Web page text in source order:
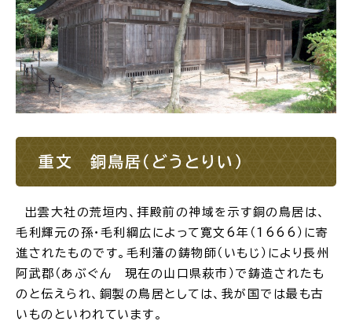
重文 銅鳥居（どうとりい）
出雲大社の荒垣内、拝殿前の神域を示す銅の鳥居は、
毛利輝元の孫・毛利綱広によって寛文6年（1666）に寄
進されたものです。毛利藩の鋳物師（いもじ）により長州
阿武郡（あぶぐん 現在の山口県萩市）で鋳造されたも
のと伝えられ、銅製の鳥居としては、我が国では最も古
いものといわれています。